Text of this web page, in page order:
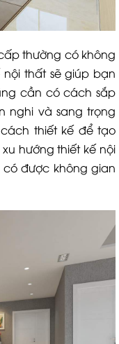
thường có không
thất sẽ giúp bạn
cần có cách sắp
nghi và sang trọng
thiết kế để tạo
hướng thiết kế nội
được không gian